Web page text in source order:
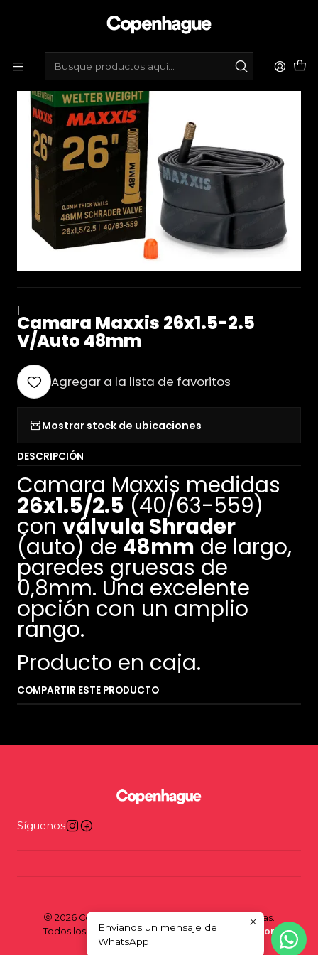
Tienda de bicicletas Mantenimiento
Camara Maxxis 26x1.5-2.5 V/Auto 48mm
|
Camara Maxxis 26x1.5-2.5
V/Auto 48mm
Agregar a la lista de favoritos
Mostrar stock de ubicaciones
DESCRIPCIÓN
Camara Maxxis medidas
26x1.5/2.5 (40/63-559)
con válvula Shrader
(auto) de 48mm de largo,
paredes gruesas de
0,8mm. Una excelente
opción con un amplio
rango.
Producto en caja.
COMPARTIR ESTE PRODUCTO
Síguenos
2026 Copenhague - Tienda y taller de bicicletas.
Todos los derechos reservados.Desarrollado por
Jumpseller
Envíanos un mensaje de
WhatsApp